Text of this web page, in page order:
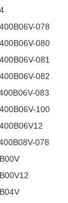
078
080
081
082
083
100
078